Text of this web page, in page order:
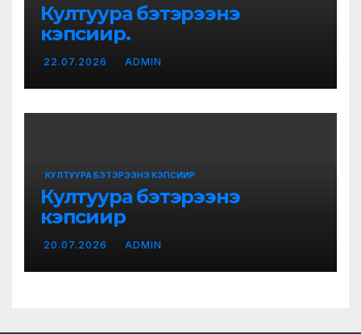
Култуура бэтэрээнэ
кэпсиир.
22.07.2026 ADMIN
КУЛТУУРА БЭТЭРЭЭНЭ КЭПСИИР
Култуура бэтэрээнэ
кэпсиир
20.07.2026 ADMIN